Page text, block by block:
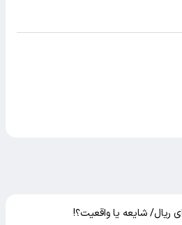
ریال/ شایعه یا واقعیت؟!